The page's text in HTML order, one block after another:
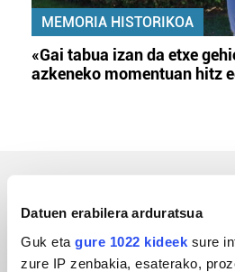
Datuen erabilera arduratsua
Guk eta gure 1022 kideek sure
zure IP zenbakia, esaterako,
MEMORIA HISTORIKOA
«Gai tabua izan da etxe
azkeneko momentuan hitz